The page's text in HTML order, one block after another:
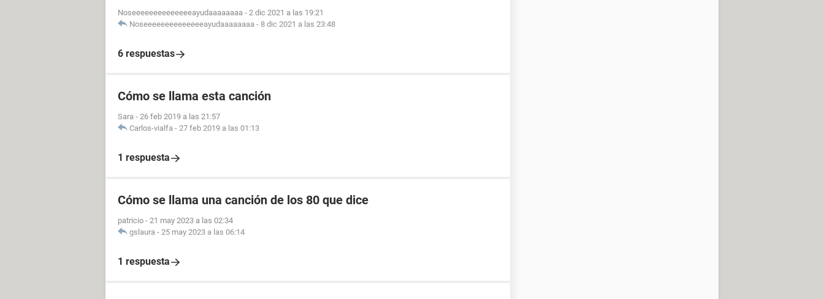
Noseeeeeeeeeeeeeeayudaaaaaaaa - 2 dic 2021 a las 19:21
Noseeeeeeeeeeeeeeayudaaaaaaaa - 8 dic 2021 a las 23:48
6 respuestas
Cómo se llama esta canción
Sara - 26 feb 2019 a las 21:57
Carlos-vialfa - 27 feb 2019 a las 01:13
1 respuesta
Cómo se llama una canción de los 80 que dice
patricio - 21 may 2023 a las 02:34
gslaura - 25 may 2023 a las 06:14
1 respuesta